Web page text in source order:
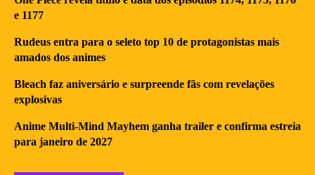
e 1177
Rudeus entra para o seleto top 10 de protagonistas mais
amados dos animes
Bleach faz aniversário e surpreende fãs com revelações
explosivas
Anime Multi-Mind Mayhem ganha trailer e confirma estreia
para janeiro de 2027